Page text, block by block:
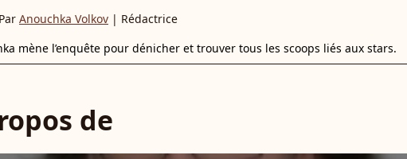
Par Anouchka Volkov | Rédactrice
mène l’enquête pour dénicher et trouver tous les scoops liés aux stars.
de